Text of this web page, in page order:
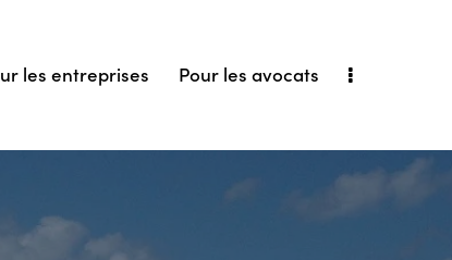
les entreprises Pour les avocats